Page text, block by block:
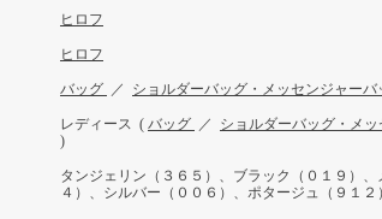
ヒロフ
ヒロフ
バッグ ／ ショルダーバッグ・メッセンジャーバ
レディース ( バッグ ／ ショルダーバッグ・メ
)
タンジェリン（３６５）、ブラック（０１９）、
４）、シルバー（００６）、ポタージュ（９１２）